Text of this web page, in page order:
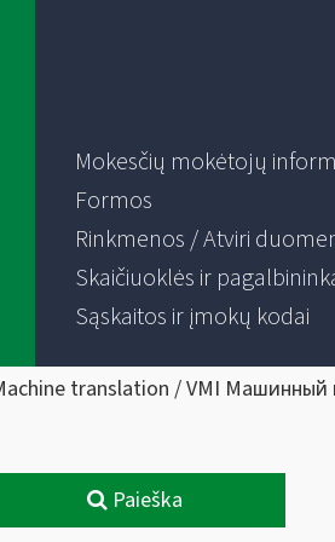
Mokesčių mokėtojų
Formos
Rinkmenos / Atviri
Skaičiuoklės ir
Sąskaitos ir įmokų kodai
translation / VMI
Paieška